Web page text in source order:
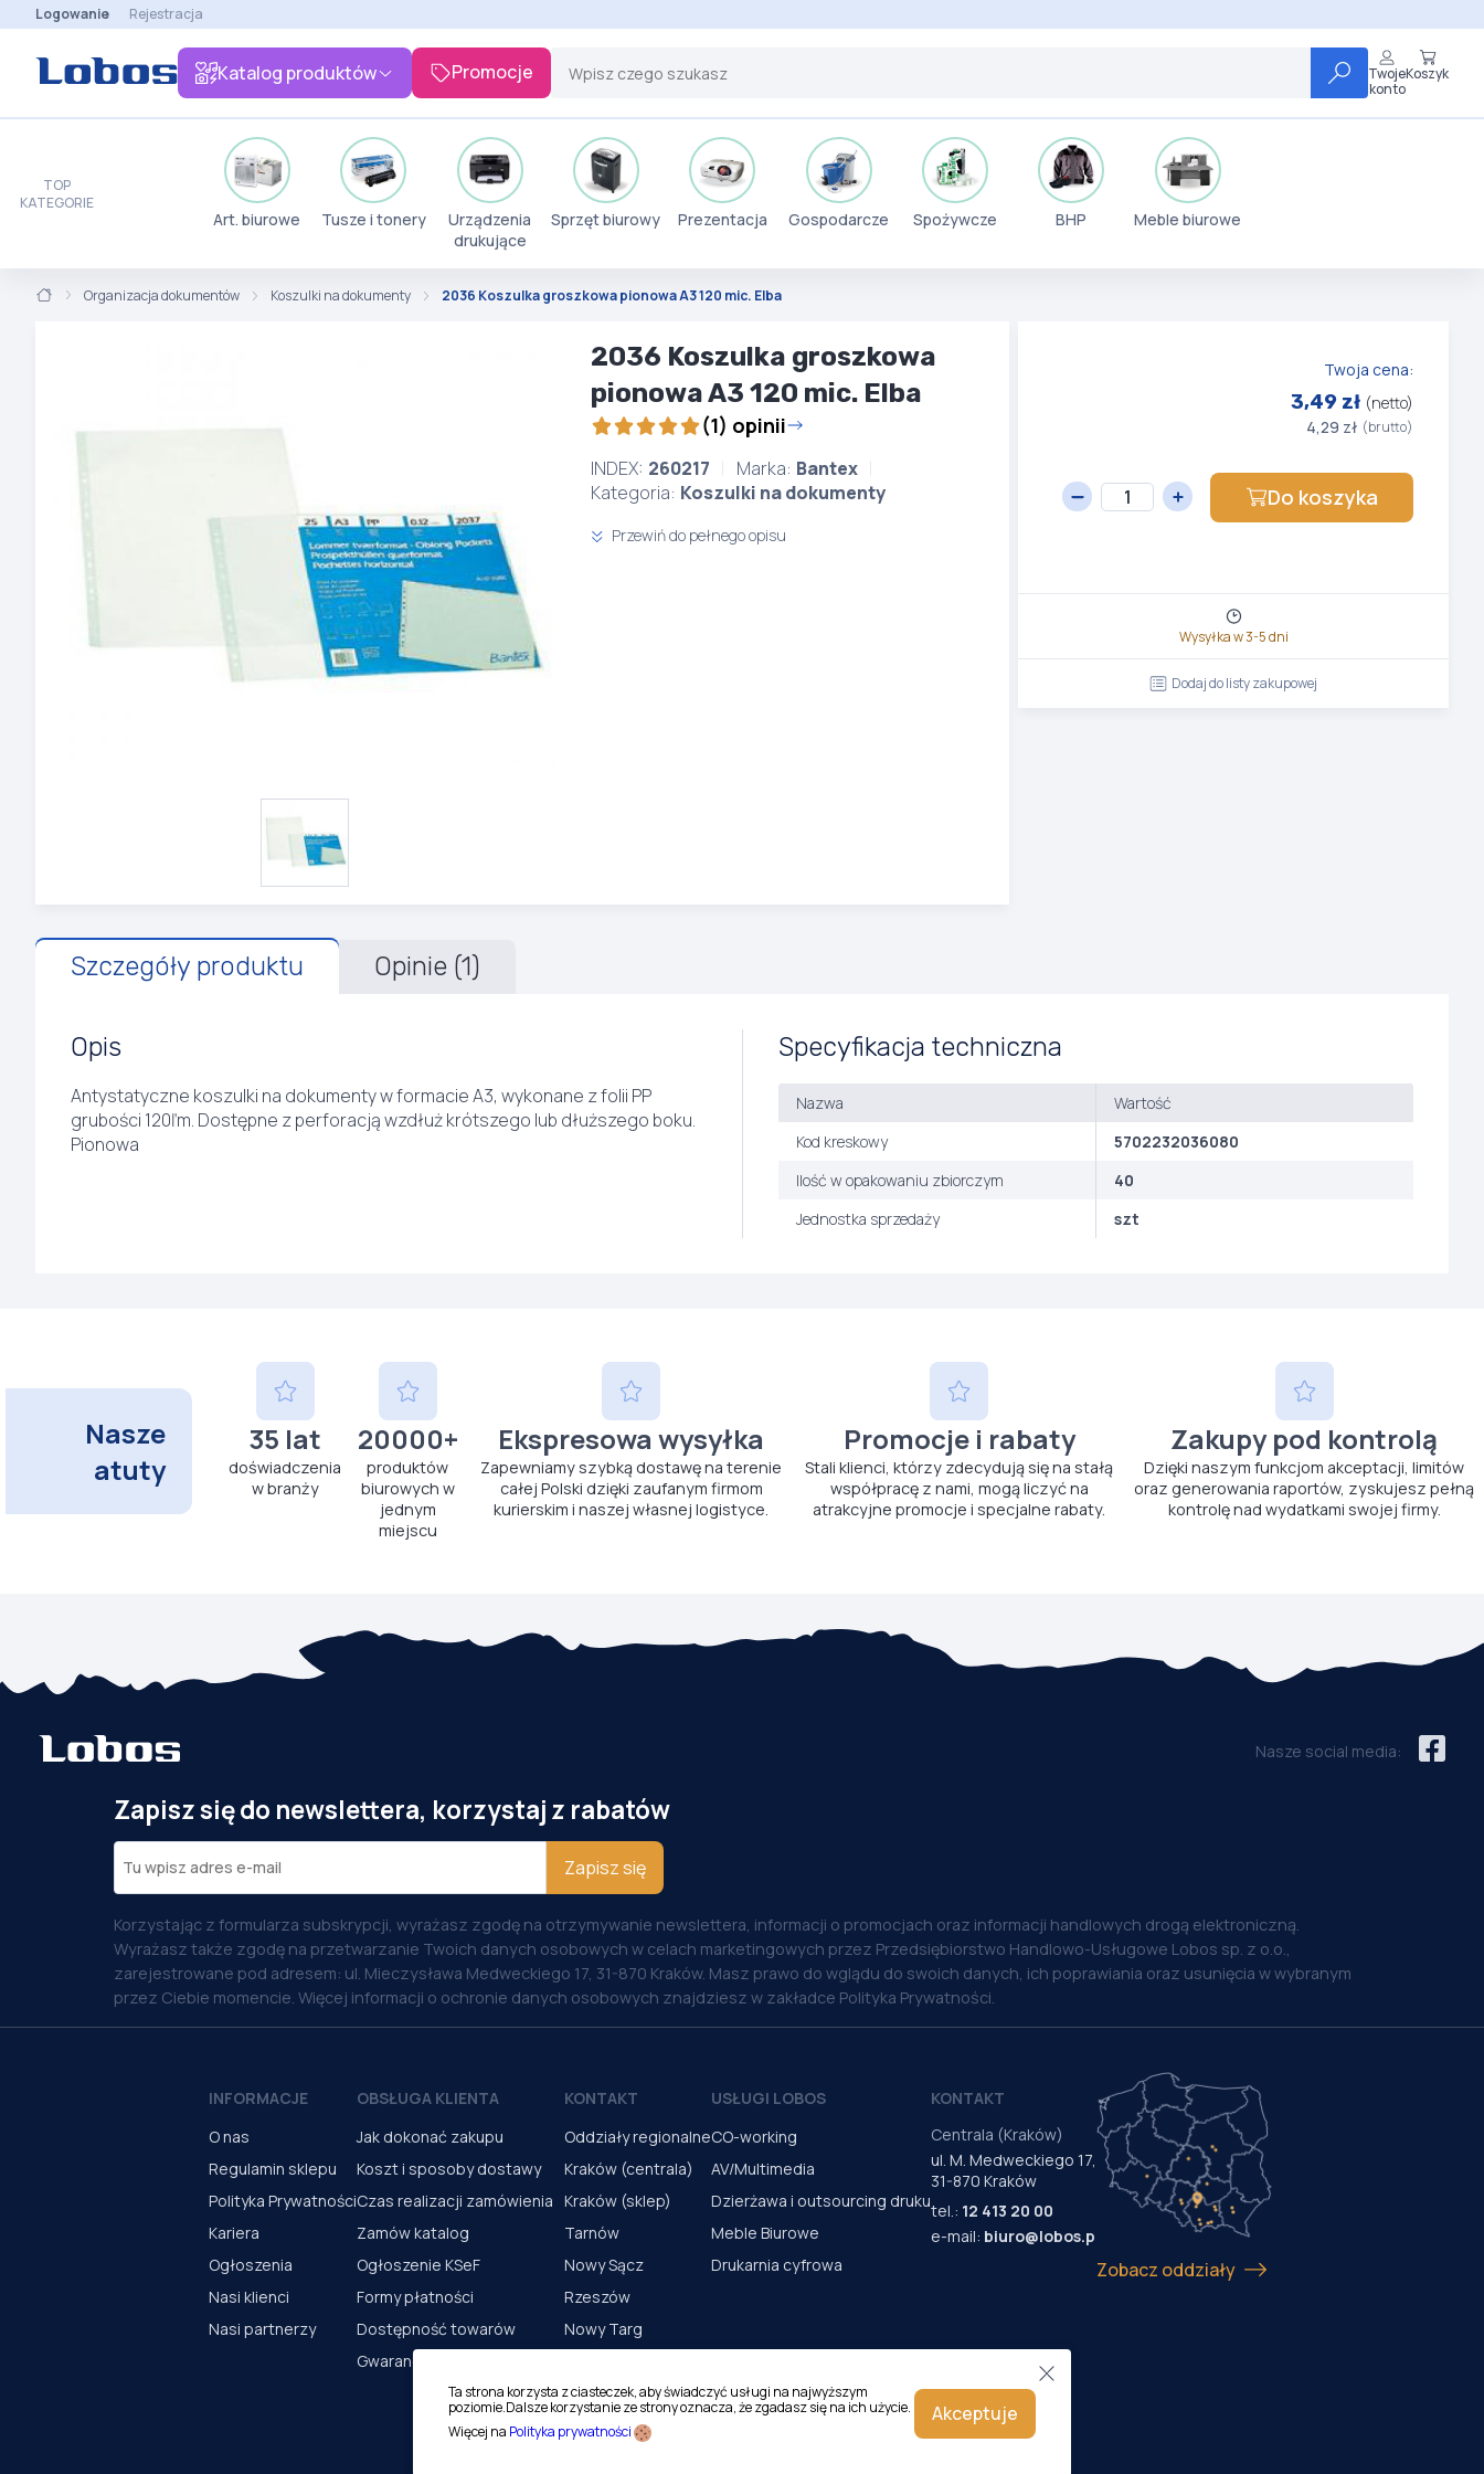
Logowanie Rejestracja
Katalog produktów Promocje
Twoje
konto
Koszyk
TOP
KATEGORIE
Art. biurowe Tusze i tonery
Urządzenia
drukujące
Sprzęt biurowy Prezentacja Gospodarcze Spożywcze BHP Meble biurowe
Organizacja dokumentów Koszulki na dokumenty 2036 Koszulka groszkowa pionowa A3 120 mic. Elba
2036 Koszulka groszkowa
pionowa A3 120 mic. Elba
(1) opinii
INDEX: 260217 Marka: Bantex
Kategoria: Koszulki na dokumenty
Przewiń do pełnego opisu
Twoja cena:
3,49 zł (netto)
4,29 zł (brutto)
Do koszyka
Wysyłka w 3-5 dni
Dodaj do listy zakupowej
Szczegóły produktu Opinie (1)
Opis
Antystatyczne koszulki na dokumenty w formacie A3, wykonane z folii PP
grubości 120ľm. Dostępne z perforacją wzdłuż krótszego lub dłuższego boku.
Pionowa
Specyfikacja techniczna
Nazwa
Wartość
Kod kreskowy
5702232036080
Ilość w opakowaniu zbiorczym
40
Jednostka sprzedaży
szt
Nasze
atuty
35 lat
doświadczenia
w branży
20000+
produktów
biurowych w
jednym
miejscu
Ekspresowa wysyłka
Zapewniamy szybką dostawę na terenie
całej Polski dzięki zaufanym firmom
kurierskim i naszej własnej logistyce.
Promocje i rabaty
Stali klienci, którzy zdecydują się na stałą
współpracę z nami, mogą liczyć na
atrakcyjne promocje i specjalne rabaty.
Zakupy pod kontrolą
Dzięki naszym funkcjom akceptacji, limitów
oraz generowania raportów, zyskujesz pełną
kontrolę nad wydatkami swojej firmy.
Nasze social media:
Zapisz się do newslettera, korzystaj z rabatów
Zapisz się
Korzystając z formularza subskrypcji, wyrażasz zgodę na otrzymywanie newslettera, informacji o promocjach oraz informacji handlowych drogą elektroniczną.
Wyrażasz także zgodę na przetwarzanie Twoich danych osobowych w celach marketingowych przez Przedsiębiorstwo Handlowo-Usługowe Lobos sp. z o.o.,
zarejestrowane pod adresem: ul. Mieczysława Medweckiego 17, 31-870 Kraków. Masz prawo do wglądu do swoich danych, ich poprawiania oraz usunięcia w wybranym
przez Ciebie momencie. Więcej informacji o ochronie danych osobowych znajdziesz w zakładce Polityka Prywatności.
INFORMACJE
O nas
Regulamin sklepu
Polityka Prywatności
Kariera
Ogłoszenia
Nasi klienci
Nasi partnerzy
OBSŁUGA KLIENTA
Jak dokonać zakupu
Koszt i sposoby dostawy
Czas realizacji zamówienia
Zamów katalog
Ogłoszenie KSeF
Formy płatności
Dostępność towarów
Gwarancja i serwis urządzeń
KONTAKT
Oddziały regionalne
Kraków (centrala)
Kraków (sklep)
Tarnów
Nowy Sącz
Rzeszów
Nowy Targ
Katowice
Magazyn Kraków
USŁUGI LOBOS
CO-working
AV/Multimedia
Dzierżawa i outsourcing druku
Meble Biurowe
Drukarnia cyfrowa
KONTAKT
Centrala (Kraków)
ul. M. Medweckiego 17,
31-870 Kraków
tel.: 12 413 20 00
e-mail: biuro@lobos.pl
Zobacz oddziały
Ta strona korzysta z ciasteczek, aby świadczyć usługi na najwyższym
poziomie.Dalsze korzystanie ze strony oznacza, że zgadasz się na ich użycie.
Więcej na Polityka prywatności
Akceptuje